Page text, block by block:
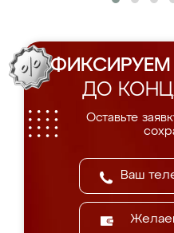
ФИКСИРУЕМ
ДО
Оставьте